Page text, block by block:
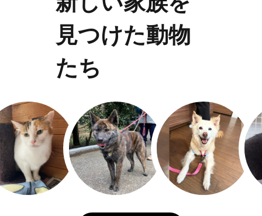
見つけた動物
たち